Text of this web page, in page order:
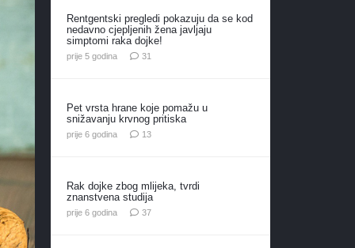
Rentgentski pregledi pokazuju da se kod
nedavno cjepljenih žena javljaju
simptomi raka dojke!
prije 5 godina 31
Pet vrsta hrane koje pomažu u
snižavanju krvnog pritiska
prije 6 godina 13komentara
Rak dojke zbog mlijeka, tvrdi
znanstvena studija
prije 6 godina 37komentara